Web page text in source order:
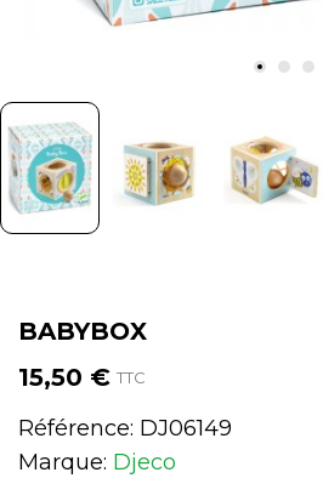
BABYBOX
15,50 € TTC
Référence: DJ06149
Marque: Djeco